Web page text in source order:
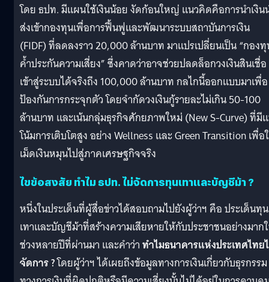
โดย ธปท. มีแผนใช้เงินน้อย งัดก้อนใหญ่ แนวคิดคือการนำเงิน
ส่งเข้ากองทุนเพื่อการฟื้นฟูและพัฒนาระบบสถาบันการเงิน
(FIDF) ที่ลดลงราว 20,000 ล้านบาท มาแปรเปลี่ยนเป็น “กอง
ค้ำประกันความเสี่ยง” ซึ่งคาดว่าอาจช่วยปลดล็อกวงเงินสินเชื่อ
เข้าสู่ระบบได้จริงถึง 100,000 ล้านบาท กลไกนี้ออกแบบมาเพื่อ
ป้องกันการกระจุกตัว โดยจำกัดวงเงินกู้รายละไม่เกิน 50-100
ล้านบาท และเน้นกลุ่มธุรกิจศักยภาพใหม่ (New S-Curve) ที่มี
โน้มการเติบโตสูง อย่าง Wellness และ Green Transition เพื่อ
เม็ดเงินหมุนไปสู่ภาคเศรษฐกิจจริง
ไขข้อสงสัย ทำไม ธปท. ไม่จัดการทุนเทาและบัญชีม้า?
หนึ่งในประเด็นที่ผู้สื่อข่าวได้สอบถามไปยังผู้ว่าฯ คือ ประเด็นทุน
เทาและบัญชีม้าที่สร้างความเสียหายให้กับประชาชนอย่างมาก
ช่วงหลายปีที่ผ่านมา และคำว่าทำไมธนาคารแห่งประเทศไทย
จัดการ ?โดยผู้ว่าฯ ได้เผยถึงข้อมูลทางการเงินเกี่ยวกับธุรกรรม